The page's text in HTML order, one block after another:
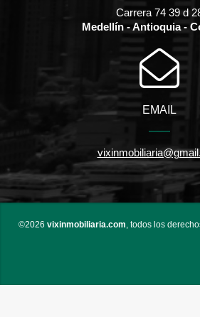
Carrera 74 39 d
Medellín - Antioquia -
EMAIL
©2026 vixinmobiliaria.com, todos los